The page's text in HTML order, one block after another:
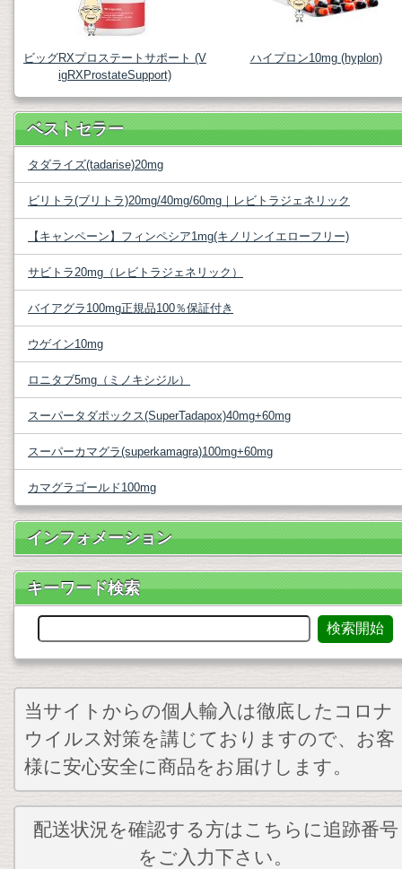
ビッグRXプロステートサポート (V
igRXProstateSupport)
ハイプロン10mg (hyplon)
ベストセラー
タダライズ(tadarise)20mg
ビリトラ(ブリトラ)20mg/40mg/60mg｜レビトラジェネリック
【キャンペーン】フィンペシア1mg(キノリンイエローフリー)
サビトラ20mg（レビトラジェネリック）
バイアグラ100mg正規品100％保証付き
ウゲイン10mg
ロニタブ5mg（ミノキシジル）
スーパータダポックス(SuperTadapox)40mg+60mg
スーパーカマグラ(superkamagra)100mg+60mg
カマグラゴールド100mg
インフォメーション
キーワード検索
当サイトからの個人輸入は徹底したコロナ
ウイルス対策を講じておりますので、お客
様に安心安全に商品をお届けします。
配送状況を確認する方はこちらに追跡番号
をご入力下さい。